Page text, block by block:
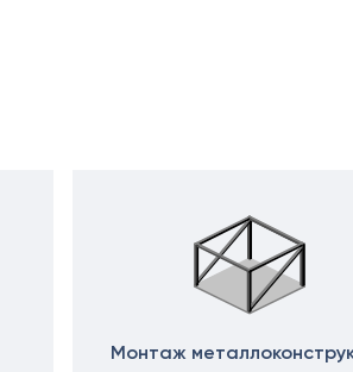
Монтаж